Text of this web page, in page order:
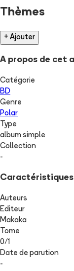
Thèmes
+ Ajouter
A propos de cet
Catégorie
BD
Genre
Polar
Type
album simple
Collection
-
Caractéristiques
Auteurs
Editeur
Makaka
Tome
0/1
Date de parution
-